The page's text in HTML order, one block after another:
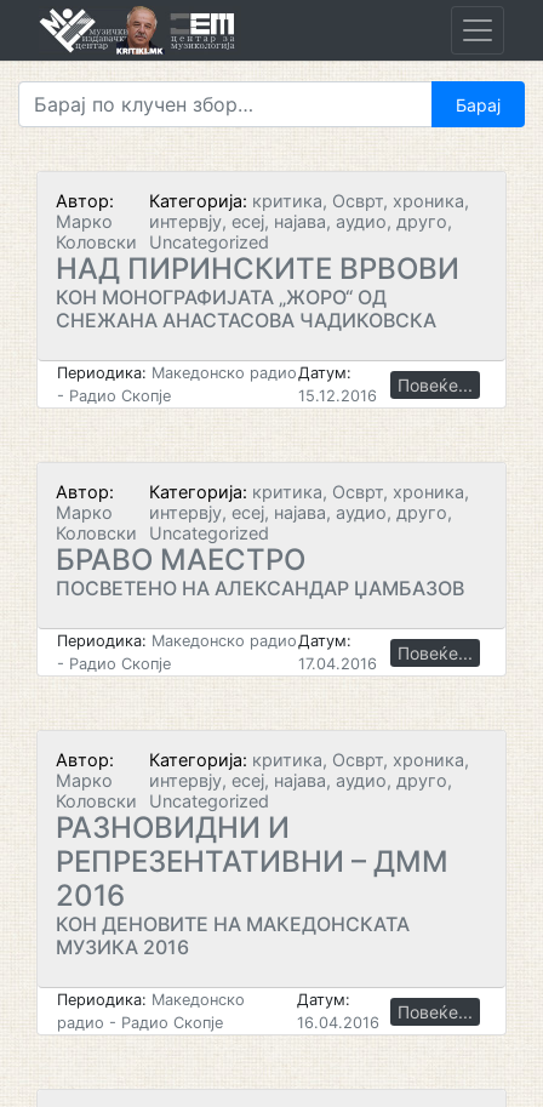
Автор:
Марко
Коловски
Категорија: критика, Осврт, хроника,
интервју, есеј, најава, аудио, друго,
Uncategorized
НАД ПИРИНСКИТЕ ВРВОВИ
КОН МОНОГРАФИЈАТА „ЖОРО“ ОД
СНЕЖАНА АНАСТАСОВА ЧАДИКОВСКА
Периодика: Македонско радио
- Радио Скопје
Датум:
15.12.2016
Повеќе...
Автор:
Марко
Коловски
Категорија: критика, Осврт, хроника,
интервју, есеј, најава, аудио, друго,
Uncategorized
БРАВО МАЕСТРО
ПОСВЕТЕНО НА АЛЕКСАНДАР ЏАМБАЗОВ
Периодика: Македонско радио
- Радио Скопје
Датум:
17.04.2016
Повеќе...
Автор:
Марко
Коловски
Категорија: критика, Осврт, хроника,
интервју, есеј, најава, аудио, друго,
Uncategorized
РАЗНОВИДНИ И
РЕПРЕЗЕНТАТИВНИ – ДММ
2016
КОН ДЕНОВИТЕ НА МАКЕДОНСКАТА
МУЗИКА 2016
Периодика: Македонско
радио - Радио Скопје
Датум:
16.04.2016
Повеќе...